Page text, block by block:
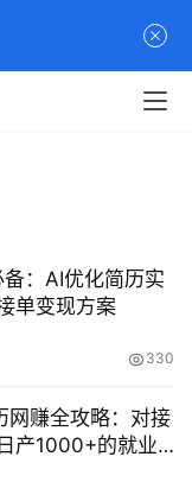
：AI优化简历实
单变现方案
330
网赚全攻略：对接
产1000+的就业